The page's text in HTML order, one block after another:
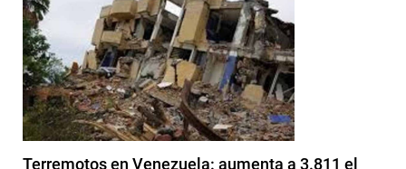
Terremotos en Venezuela: aumenta a 3.811 el